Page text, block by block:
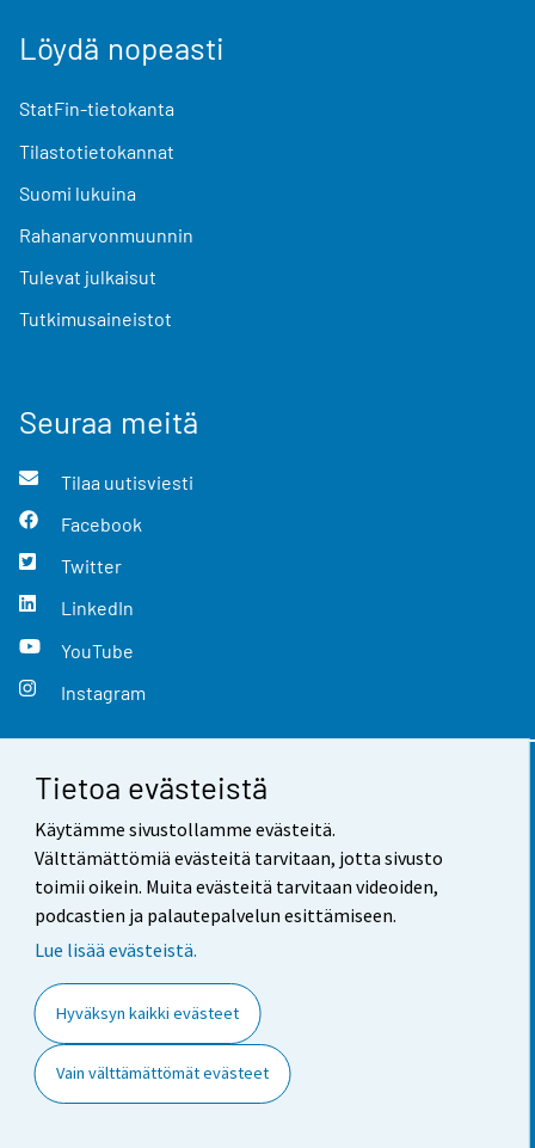
Tietoa evästeistä
Käytämme sivustollamme evästeitä.
Välttämättömiä evästeitä tarvitaan, jotta sivusto
toimii oikein. Muita evästeitä tarvitaan videoiden,
podcastien ja palautepalvelun esittämiseen.
Lue lisää evästeistä.
Hyväksyn kaikki evästeet
Vain välttämättömät evästeet
Löydä nopeasti
StatFin-tietokanta
Tilastotietokannat
Suomi lukuina
Rahanarvonmuunnin
Tulevat julkaisut
Tutkimusaineistot
Seuraa meitä
Tilaa uutisviesti
Facebook
Twitter
LinkedIn
YouTube
Instagram
Yhteystiedot
Palaute
Käyttöehdot
Saavutettavuus
Tietoa sivustosta
Evästeasetukset